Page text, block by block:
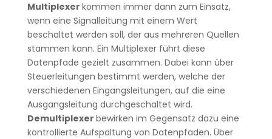
Multiplexer kommen immer dann zum Einsatz,
wenn eine Signalleitung mit einem Wert
beschaltet werden soll, der aus mehreren Quellen
stammen kann. Ein Multiplexer führt diese
Datenpfade gezielt zusammen. Dabei kann über
Steuerleitungen bestimmt werden, welche der
verschiedenen Eingangsleitungen, auf die eine
Ausgangsleitung durchgeschaltet wird.
Demultiplexer bewirken im Gegensatz dazu eine
kontrollierte Aufspaltung von Datenpfaden. Über